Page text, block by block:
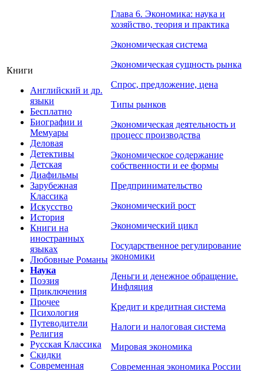
Книги
Английский и др.
языки
Бесплатно
Биографии и
Мемуары
Деловая
Детективы
Детская
Диафильмы
Зарубежная
Классика
Искусство
История
Книги на
иностранных
языках
Любовные Романы
Наука
Поэзия
Приключения
Прочее
Психология
Путеводители
Религия
Русская Классика
Скидки
Современная
Глава 6. Экономика: наука и
хозяйство, теория и практика
Экономическая система
Экономическая сущность рынка
Спрос, предложение, цена
Типы рынков
Экономическая деятельность и
процесс производства
Экономическое содержание
собственности и ее формы
Предпринимательство
Экономический рост
Экономический цикл
Государственное регулирование
экономики
Деньги и денежное обращение.
Инфляция
Кредит и кредитная система
Налоги и налоговая система
Мировая экономика
Современная экономика России